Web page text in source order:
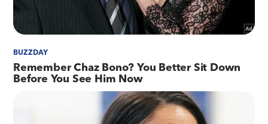
andamento, já percebemos a diferença. Já vi
diversos motoristas com carros quebrados na
Linha Vermelha por causa da buraqueira", conta.
Câmeras de monitoramento e reforço no